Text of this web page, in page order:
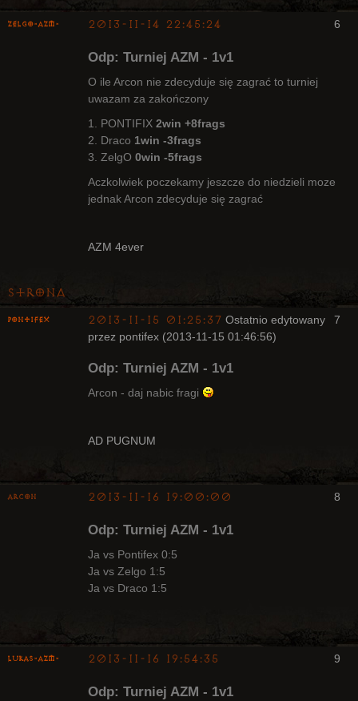
6
ZelgO-AZM- 2013-11-14 22:45:24
Odp: Turniej AZM - 1v1
O ile Arcon nie zdecyduje się zagrać to turniej
uwazam za zakończony
1. PONTIFIX 2win +8frags
2. Draco 1win -3frags
3. ZelgO 0win -5frags
Aczkolwiek poczekamy jeszcze do niedzieli moze
jednak Arcon zdecyduje się zagrać
AZM 4ever
Strona
7
pontifex 2013-11-15 01:25:37 Ostatnio edytowany
przez pontifex (2013-11-15 01:46:56)
Odp: Turniej AZM - 1v1
Arcon - daj nabic fragi
AD PUGNUM
8
Arcon 2013-11-16 19:00:00
Odp: Turniej AZM - 1v1
Ja vs Pontifex 0:5
Ja vs Zelgo 1:5
Ja vs Draco 1:5
9
lukas-azm- 2013-11-16 19:54:35
Odp: Turniej AZM - 1v1